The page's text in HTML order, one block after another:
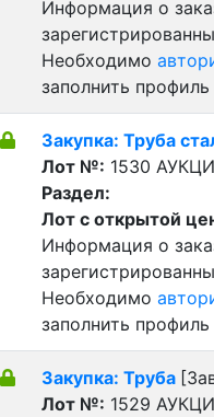
Информация о
Необходимо
заполнить
Закупка: Труба
Лот №: 1530
Раздел:
Лот с открытой
Информация о
Необходимо
заполнить
Закупка: Труба
Лот №: 1529